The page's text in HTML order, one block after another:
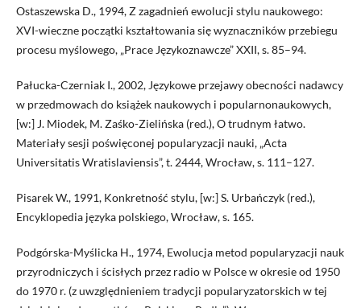
Ostaszewska D., 1994, Z zagadnień ewolucji stylu naukowego:
XVI-wieczne początki kształtowania się wyznaczników przebiegu
procesu myślowego, „Prace Językoznawcze” XXII, s. 85–94.
Pałucka-Czerniak I., 2002, Językowe przejawy obecności nadawcy
w przedmowach do książek naukowych i popularnonaukowych,
[w:] J. Miodek, M. Zaśko-Zielińska (red.), O trudnym łatwo.
Materiały sesji poświęconej popularyzacji nauki, „Acta
Universitatis Wratislaviensis”, t. 2444, Wrocław, s. 111–127.
Pisarek W., 1991, Konkretność stylu, [w:] S. Urbańczyk (red.),
Encyklopedia języka polskiego, Wrocław, s. 165.
Podgórska-Myślicka H., 1974, Ewolucja metod popularyzacji nauk
przyrodniczych i ścisłych przez radio w Polsce w okresie od 1950
do 1970 r. (z uwzględnieniem tradycji popularyzatorskich w tej